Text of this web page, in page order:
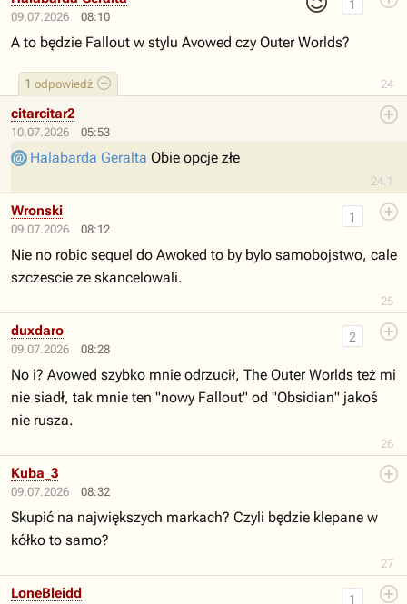
09.07.2026 08:10
24
1
1 odpowiedź
A to będzie Fallout w stylu Avowed czy Outer Worlds?
10.07.2026 05:53
24.1
citarcitar2
Halabarda Geralta Obie opcje złe
09.07.2026 08:12
25
1
Wronski
Nie no robic sequel do Awoked to by bylo samobojstwo, cale
szczescie ze skancelowali.
09.07.2026 08:28
26
2
duxdaro
No i? Avowed szybko mnie odrzucił, The Outer Worlds też mi
nie siadł, tak mnie ten "nowy Fallout" od "Obsidian" jakoś
nie rusza.
09.07.2026 08:32
27
Kuba_3
Skupić na największych markach? Czyli będzie klepane w
kółko to samo?
1
LoneBleidd